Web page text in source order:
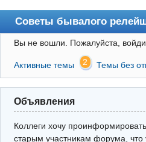
Советы бывалого
Форум
Правила
Поиск
Регистрация
Вы не вошли. Пожалуйста,
Активные темы 2 Темы без
Объявления
Коллеги хочу
старым участникам форума, что